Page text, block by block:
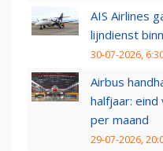
AIS Airlines
lijndienst
30-07-2026,
Airbus
halfjaar: eind
per maand
29-07-2026,